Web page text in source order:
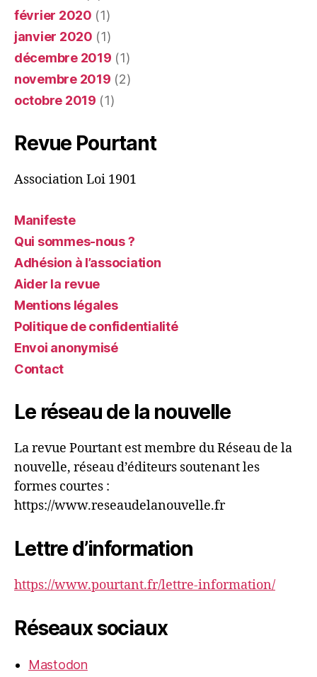
février 2020 (1)
janvier 2020 (1)
décembre 2019 (1)
novembre 2019 (2)
octobre 2019 (1)
Revue Pourtant
Association Loi 1901
Manifeste
Qui sommes-nous ?
Adhésion à l’association
Aider la revue
Mentions légales
Politique de confidentialité
Envoi anonymisé
Contact
Le réseau de la nouvelle
La revue Pourtant est membre du Réseau de la
nouvelle, réseau d’éditeurs soutenant les
formes courtes :
https://www.reseaudelanouvelle.fr
Lettre d’information
https://www.pourtant.fr/lettre-information/
Réseaux sociaux
Mastodon